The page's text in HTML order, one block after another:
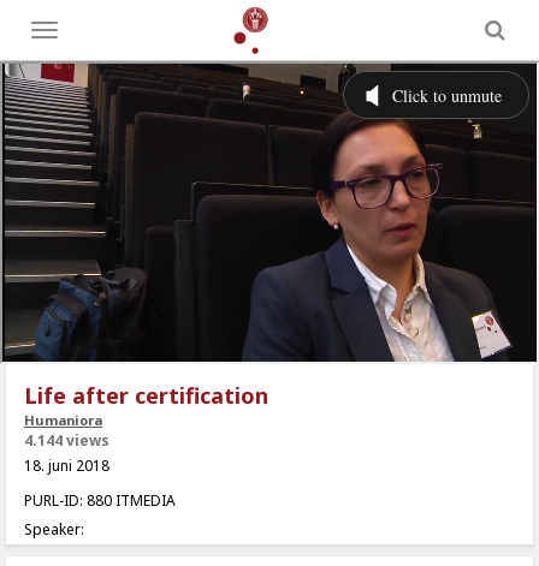
Toggle
menu
Life after certification
Humaniora
4.144 views
18. juni 2018
PURL-ID: 880 ITMEDIA
Speaker: